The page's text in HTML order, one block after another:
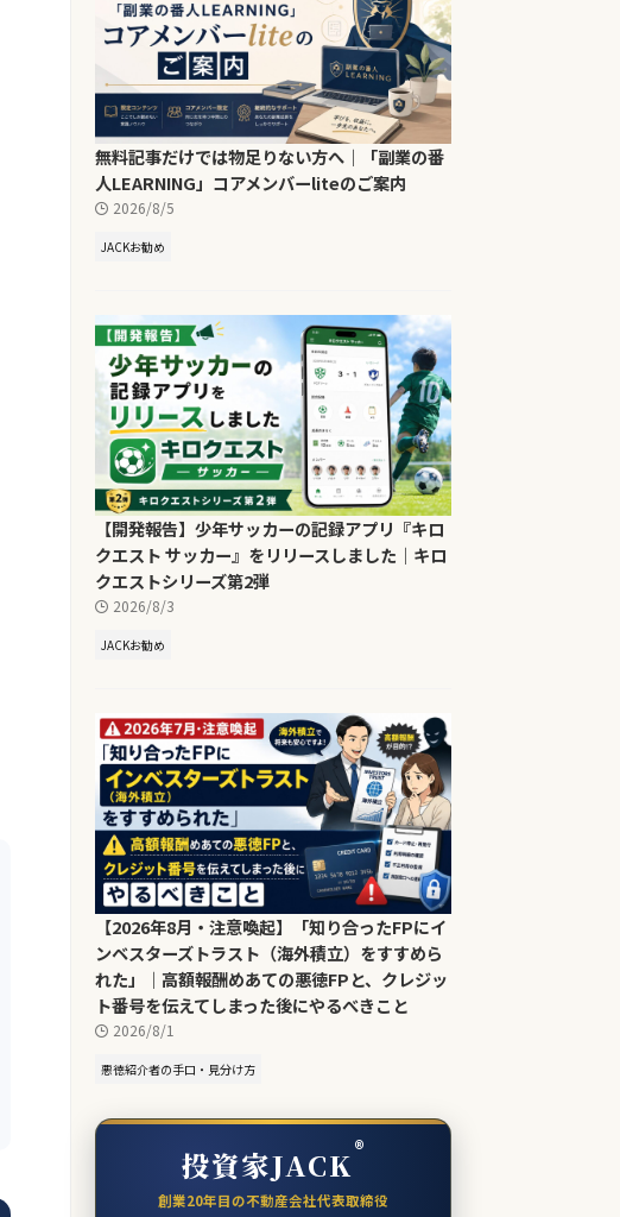
無料記事だけでは物足りない方へ｜「副業の番
人LEARNING」コアメンバーliteのご案内
2026/8/5
JACKお勧め
【開発報告】少年サッカーの記録アプリ『キロ
クエスト サッカー』をリリースしました｜キロ
クエストシリーズ第2弾
2026/8/3
JACKお勧め
【2026年8月・注意喚起】「知り合ったFPにイ
ンベスターズトラスト（海外積立）をすすめら
れた」｜高額報酬めあての悪徳FPと、クレジッ
ト番号を伝えてしまった後にやるべきこと
2026/8/1
悪徳紹介者の手口・見分け方
投資家JACK®
創業20年目の不動産会社代表取締役